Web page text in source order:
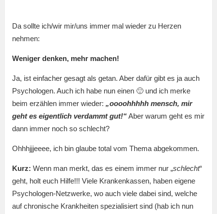
Da sollte ich/wir mir/uns immer mal wieder zu Herzen
nehmen:
Weniger denken, mehr machen!
Ja, ist einfacher gesagt als getan. Aber dafür gibt es ja auch
Psychologen. Auch ich habe nun einen 🙂 und ich merke
beim erzählen immer wieder: „oooohhhhh mensch, mir
geht es eigentlich verdammt gut!“Aber warum geht es mir
dann immer noch so schlecht?
Ohhhjjjeeee, ich bin glaube total vom Thema abgekommen.
Kurz: Wenn man merkt, das es einem immer nur „schlecht“
geht, holt euch Hilfe!!! Viele Krankenkassen, haben eigene
Psychologen-Netzwerke, wo auch viele dabei sind, welche
auf chronische Krankheiten spezialisiert sind (hab ich nun